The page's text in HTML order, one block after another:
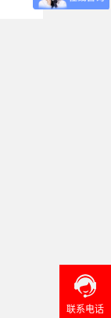
联系电话